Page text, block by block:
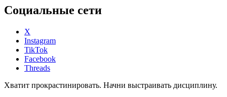
Социальные сети
X
Instagram
TikTok
Facebook
Threads
Хватит прокрастинировать. Начни выстраивать дисциплину.